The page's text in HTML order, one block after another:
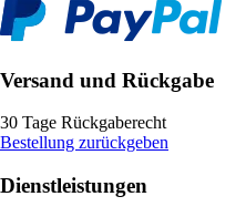
Versand und Rückgabe
30 Tage Rückgaberecht
Bestellung zurückgeben
Dienstleistungen